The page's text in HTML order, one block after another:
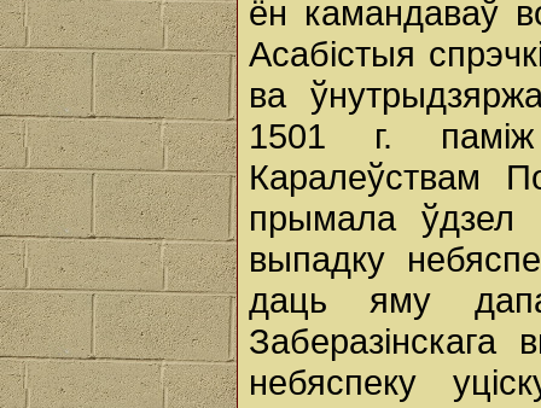
ён камандаваў
Асабістыя
ва
1501 г. паміж
Каралеўствам
прымала ўдзел
выпадку
даць яму
Заберазінскага
небяспеку